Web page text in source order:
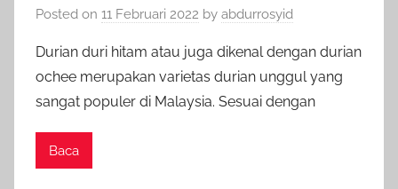
Posted on 11 Februari 2022 by abdurrosyid
Durian duri hitam atau juga dikenal dengan durian
ochee merupakan varietas durian unggul yang
sangat populer di Malaysia. Sesuai dengan
Baca